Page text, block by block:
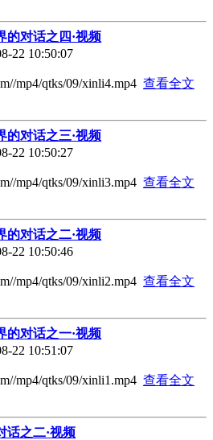
的对话之四·视频
22 10:50:07
mp4/qtks/09/xinli4.mp4 查看全文
的对话之三·视频
22 10:50:27
mp4/qtks/09/xinli3.mp4 查看全文
的对话之二·视频
22 10:50:46
mp4/qtks/09/xinli2.mp4 查看全文
的对话之一·视频
22 10:51:07
mp4/qtks/09/xinli1.mp4 查看全文
话之二·视频